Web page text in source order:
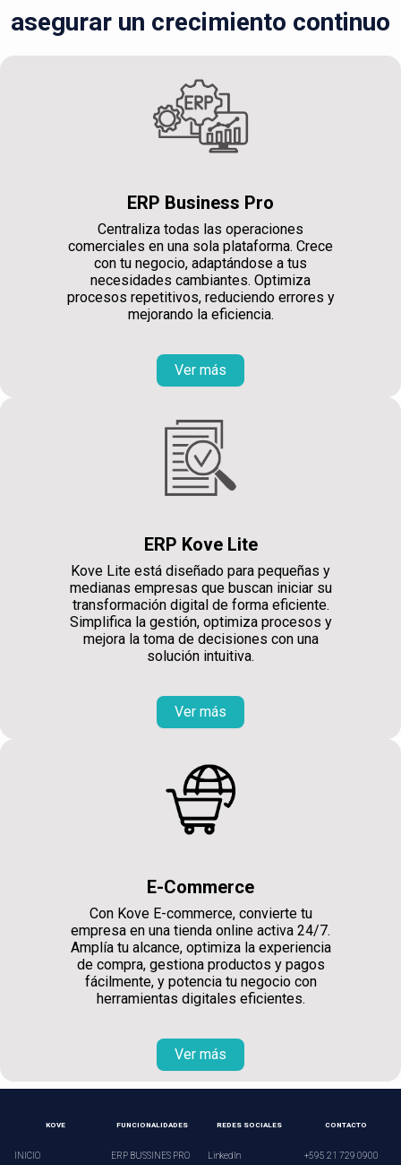
asegurar un crecimiento continuo
ERP Business Pro
Centraliza todas las operaciones
comerciales en una sola plataforma. Crece
con tu negocio, adaptándose a tus
necesidades cambiantes. Optimiza
procesos repetitivos, reduciendo errores y
mejorando la eficiencia.
Ver más
ERP Kove Lite
Kove Lite está diseñado para pequeñas y
medianas empresas que buscan iniciar su
transformación digital de forma eficiente.
Simplifica la gestión, optimiza procesos y
mejora la toma de decisiones con una
solución intuitiva.
Ver más
E-Commerce
Con Kove E-commerce, convierte tu
empresa en una tienda online activa 24/7.
Amplía tu alcance, optimiza la experiencia
de compra, gestiona productos y pagos
fácilmente, y potencia tu negocio con
herramientas digitales eficientes.
Ver más
KOVE
INICIO
FUNCIONALIDADES
ERP BUSSINES PRO
REDES SOCIALES
LinkedIn
CONTACTO
+595 21 729 0900